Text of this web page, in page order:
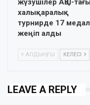
жүзушілер АҚШ-тағы
халықаралық
турнирде 17
жеңіп алды
АЛДЫҢҒЫ КЕЛЕСІ
LEAVE A REPLY